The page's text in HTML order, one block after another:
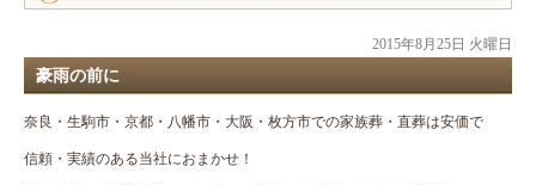
2015年8月25日 火曜日
豪雨の前に
奈良・生駒市・京都・八幡市・大阪・枚方市での家族葬・直葬は安価で
信頼・実績のある当社におまかせ！